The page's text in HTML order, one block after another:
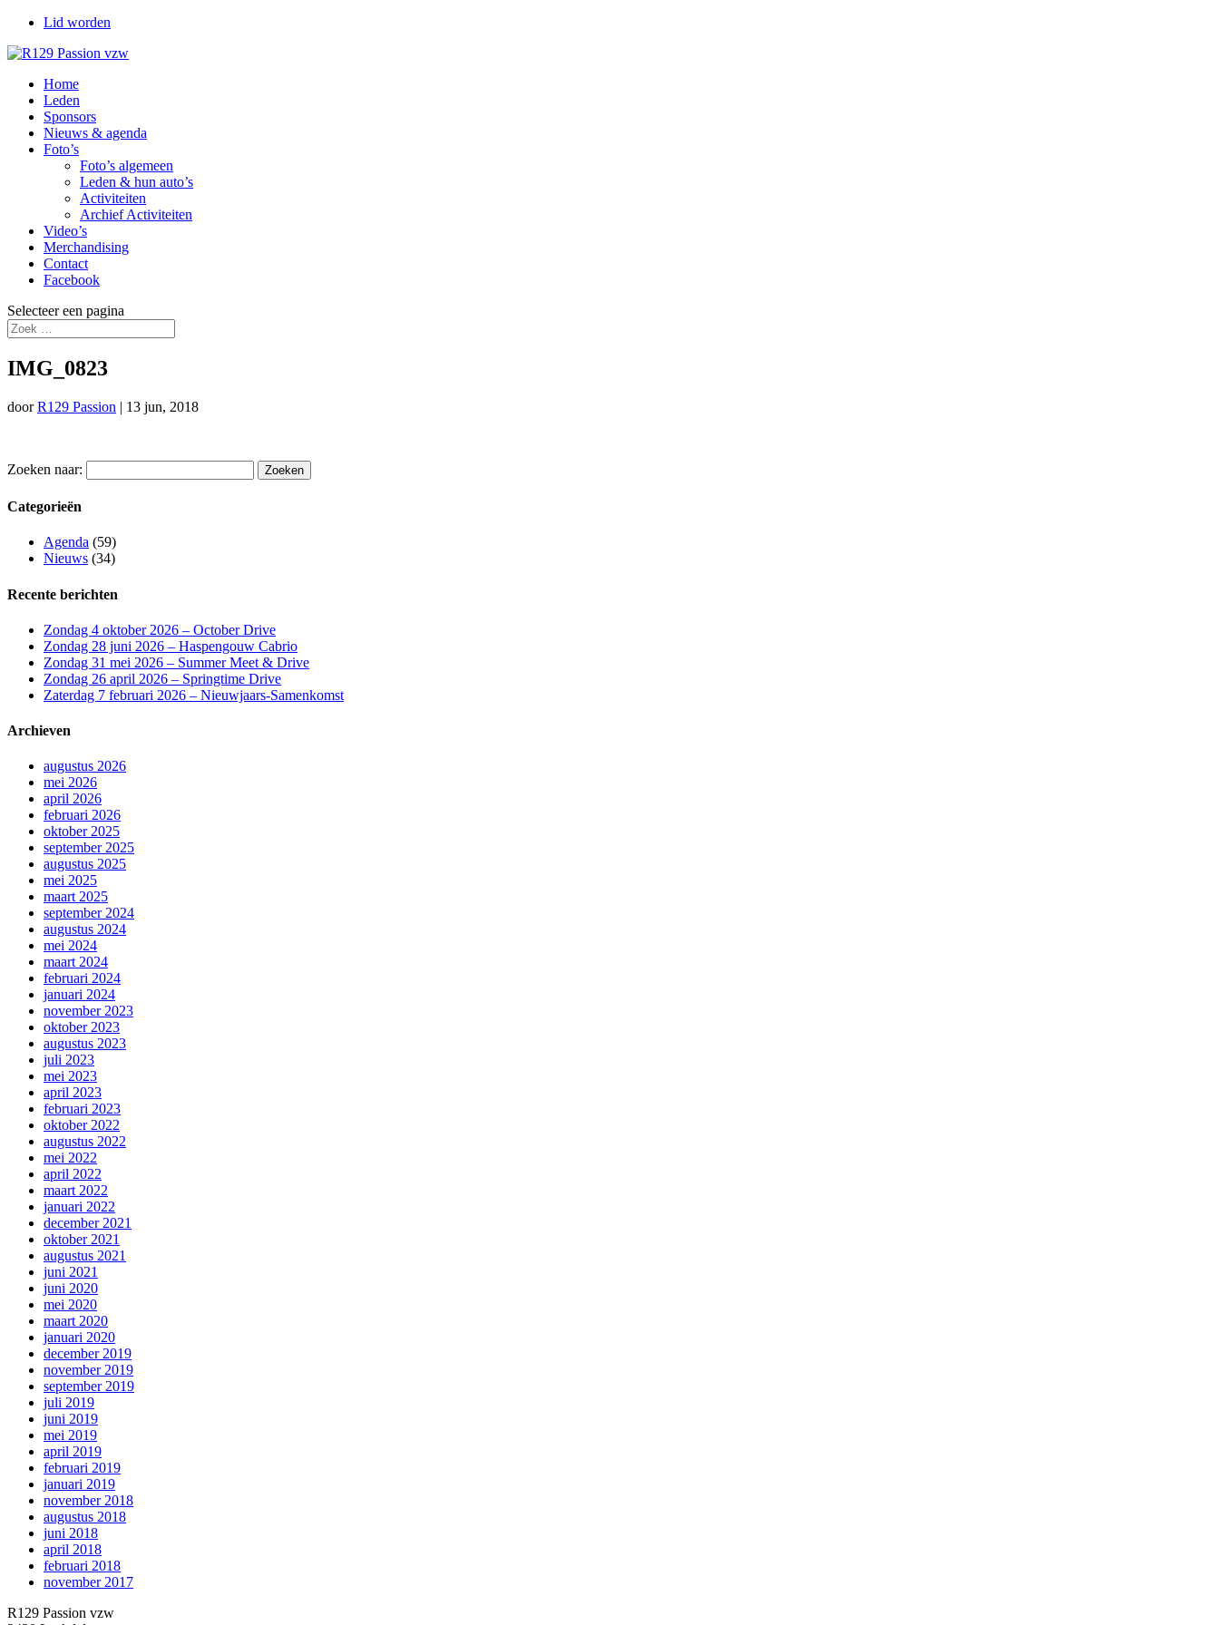
Lid worden
Home
Leden
Sponsors
Nieuws & agenda
Foto’s
Foto’s algemeen
Leden & hun auto’s
Activiteiten
Archief Activiteiten
Video’s
Merchandising
Contact
Facebook
Selecteer een pagina
IMG_0823
doorR129 Passion | 13 jun, 2018
Zoeken naar:
Categorieën
Agenda (59)
Nieuws (34)
Recente berichten
Zondag 4 oktober 2026 – October Drive
Zondag 28 juni 2026 – Haspengouw Cabrio
Zondag 31 mei 2026 – Summer Meet & Drive
Zondag 26 april 2026 – Springtime Drive
Zaterdag 7 februari 2026 – Nieuwjaars-Samenkomst
Archieven
augustus 2026
mei 2026
april 2026
februari 2026
oktober 2025
september 2025
augustus 2025
mei 2025
maart 2025
september 2024
augustus 2024
mei 2024
maart 2024
februari 2024
januari 2024
november 2023
oktober 2023
augustus 2023
juli 2023
mei 2023
april 2023
februari 2023
oktober 2022
augustus 2022
mei 2022
april 2022
maart 2022
januari 2022
december 2021
oktober 2021
augustus 2021
juni 2021
juni 2020
mei 2020
maart 2020
januari 2020
december 2019
november 2019
september 2019
juli 2019
juni 2019
mei 2019
april 2019
februari 2019
januari 2019
november 2018
augustus 2018
juni 2018
april 2018
februari 2018
november 2017
R129 Passion vzw